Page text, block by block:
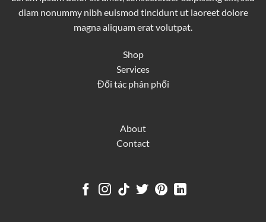
diam nonummy nibh euismod tincidunt ut laoreet dolore
magna aliquam erat volutpat.
Shop
Services
Đối tác phân phối
About
Contact